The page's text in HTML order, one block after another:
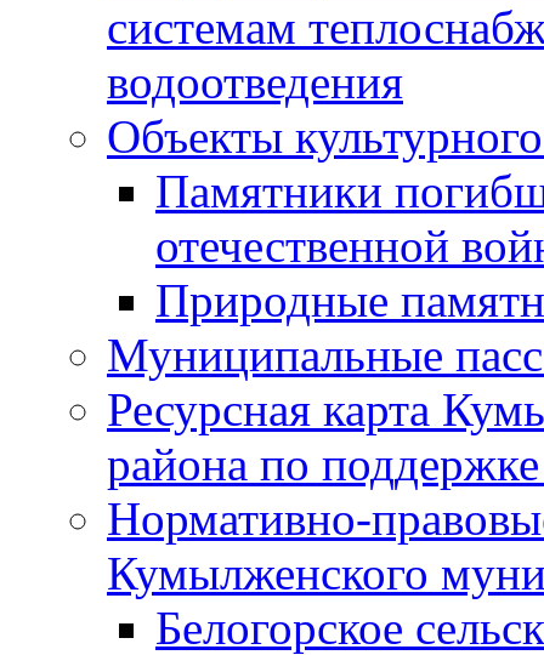
системам
водоотведения
Объекты
Памятники
отечественной
Природные
Муниципальные
Ресурсная карта
района по
Нормативно-
Кумылженского
Белогорское